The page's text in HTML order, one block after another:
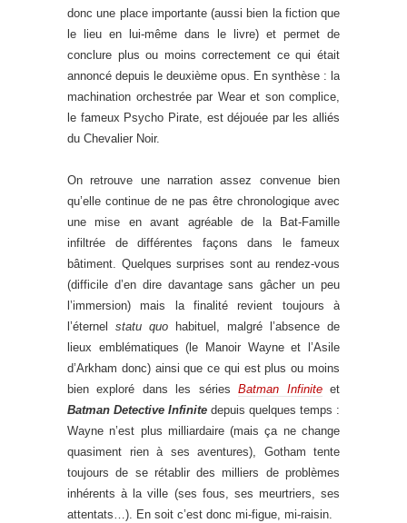
donc une place importante (aussi bien la fiction que
le lieu en lui-même dans le livre) et permet de
conclure plus ou moins correctement ce qui était
annoncé depuis le deuxième opus. En synthèse : la
machination orchestrée par Wear et son complice,
le fameux Psycho Pirate, est déjouée par les alliés
du Chevalier Noir.
On retrouve une narration assez convenue bien
qu’elle continue de ne pas être chronologique avec
une mise en avant agréable de la Bat-Famille
infiltrée de différentes façons dans le fameux
bâtiment. Quelques surprises sont au rendez-vous
(difficile d’en dire davantage sans gâcher un peu
l’immersion) mais la finalité revient toujours à
l’éternel statu quo habituel, malgré l’absence de
lieux emblématiques (le Manoir Wayne et l’Asile
d’Arkham donc) ainsi que ce qui est plus ou moins
bien exploré dans les sériesBatman Infiniteet
Batman Detective Infinite depuis quelques temps :
Wayne n’est plus milliardaire (mais ça ne change
quasiment rien à ses aventures), Gotham tente
toujours de se rétablir des milliers de problèmes
inhérents à la ville (ses fous, ses meurtriers, ses
attentats…). En soit c’est donc mi-figue, mi-raisin.